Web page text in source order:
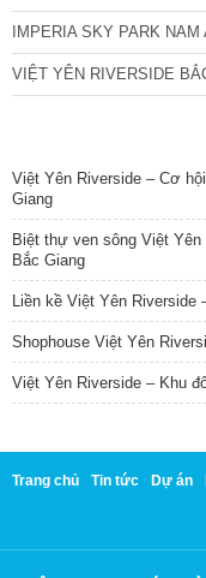
IMPERIA SKY PARK NAM
VIỆT YÊN RIVERSIDE
Việt Yên Riverside – Cơ
Giang
Biệt thự ven sông Việt
Bắc Giang
Liền kề Việt Yên Riverside
Shophouse Việt Yên
Việt Yên Riverside – Khu
Trang chủ Tin tức Dự án